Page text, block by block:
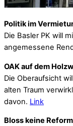
Politik im
Die Basler PK will
angemessene
OAK auf dem
Die Oberaufsicht
alten Traum
davon. Link
Bloss keine Reform